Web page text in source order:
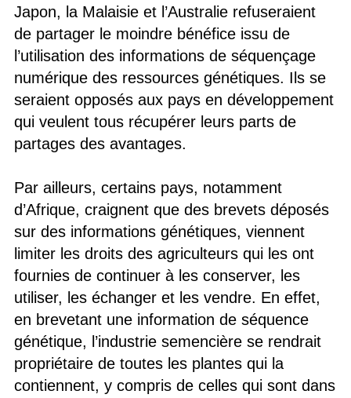
Japon, la Malaisie et l’Australie refuseraient
de partager le moindre bénéfice issu de
l’utilisation des informations de séquençage
numérique des ressources génétiques. Ils se
seraient opposés aux pays en développement
qui veulent tous récupérer leurs parts de
partages des avantages.
Par ailleurs, certains pays, notamment
d’Afrique, craignent que des brevets déposés
sur des informations génétiques, viennent
limiter les droits des agriculteurs qui les ont
fournies de continuer à les conserver, les
utiliser, les échanger et les vendre. En effet,
en brevetant une information de séquence
génétique, l’industrie semencière se rendrait
propriétaire de toutes les plantes qui la
contiennent, y compris de celles qui sont dans